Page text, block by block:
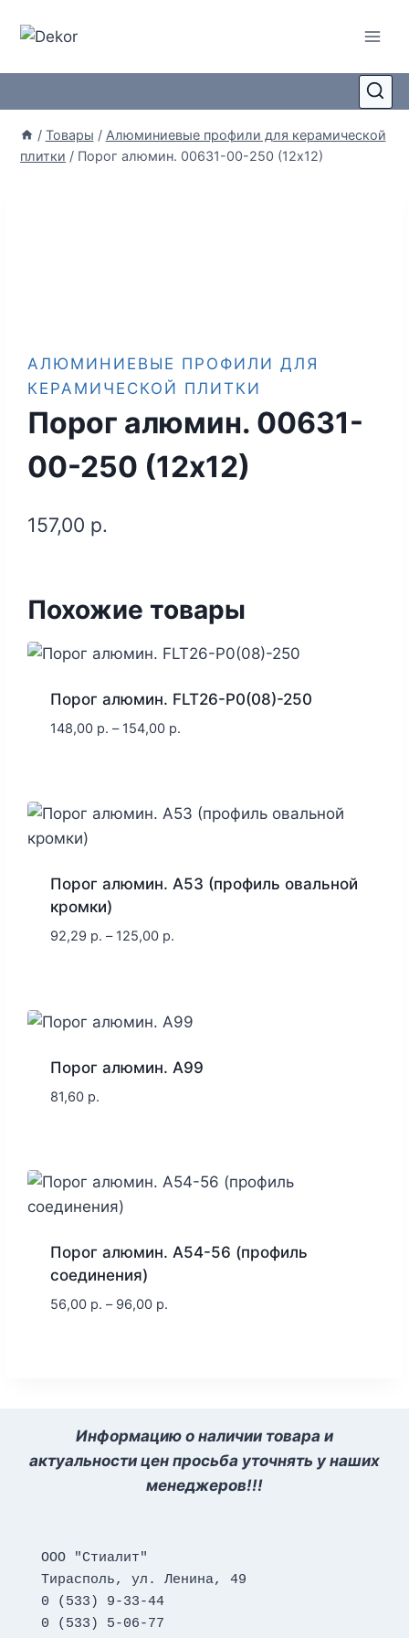
/ Товары / Алюминиевые профили для керамической
плитки / Порог алюмин. 00631-00-250 (12х12)
АЛЮМИНИЕВЫЕ ПРОФИЛИ ДЛЯ
КЕРАМИЧЕСКОЙ ПЛИТКИ
Порог алюмин. 00631-
00-250 (12х12)
157,00 р.
Похожие товары
Порог алюмин. FLT26-P0(08)-250
148,00 р. – 154,00 р.
Порог алюмин. A53 (профиль овальной
кромки)
92,29 р. – 125,00 р.
Порог алюмин. A99
81,60 р.
Порог алюмин. А54-56 (профиль
соединения)
56,00 р. – 96,00 р.
Информацию о наличии товара и
актуальности цен просьба уточнять у наших
менеджеров!!!
ООО "Стиалит"
Тирасполь, ул. Ленина, 49
0 (533) 9-33-44
0 (533) 5-06-77